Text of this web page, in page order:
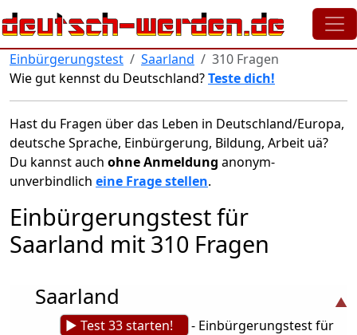
Direkt zum Inhalt
Einbürgerungstest Saarland
310 Fragen
Wie gut kennst du Deutschland?Teste dich!
Hast du Fragen über das Leben in Deutschland/Europa,
deutsche Sprache, Einbürgerung, Bildung, Arbeit uä?
Du kannst auch ohne Anmeldung anonym-
unverbindlich eine Frage stellen.
Einbürgerungstest für
Saarland mit 310 Fragen
Saarland
► Test 33 starten!
- Einbürgerungstest für